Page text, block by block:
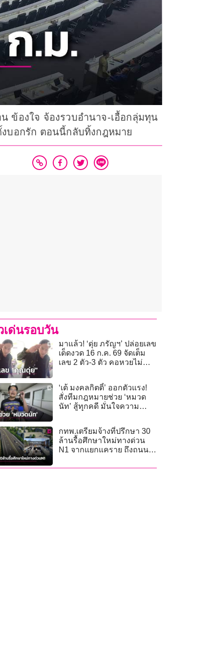
ข้องใจ จ้องรวบอำนาจ-เอื้อกลุ่มทุน
บอกรัก ตอนนี้กลับทิ้งกฎหมาย
เด่นรอบวัน
มาแล้ว! ‘ดุ่ย ภรัญฯ’ ปล่อยเลข
เด็ดงวด 16 ก.ค. 69 จัดเต็ม
เลข 2 ตัว-3 ตัว คอหวยไม่
‘เต้ มงคลกิตติ์’ ออกตัวแรง!
สั่งทีมกฎหมายช่วย ‘หมวด
นัท’ สู้ทุกคดี มั่นใจความ
กทพ.เตรียมจ้างที่ปรึกษา 30
ล้านรื้อศึกษาใหม่ทางด่วน
N1 จากแยกแคราย ถึงถนน